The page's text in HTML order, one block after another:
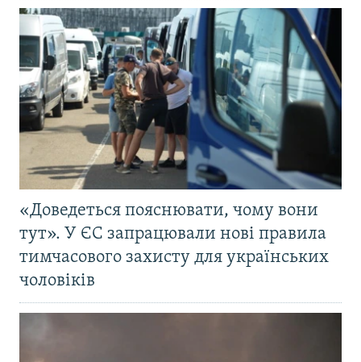
«Доведеться пояснювати, чому вони
тут». У ЄС запрацювали нові правила
тимчасового захисту для українських
чоловіків